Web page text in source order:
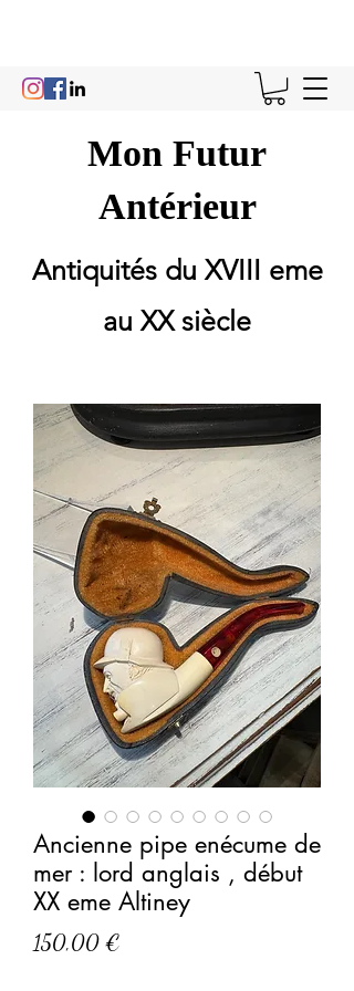
Mon Futur
Antérieur
Antiquités du XVIII eme
au XX siècle
Ancienne pipe enécume de
mer : lord anglais , début
XX eme Altiney
150,00 €